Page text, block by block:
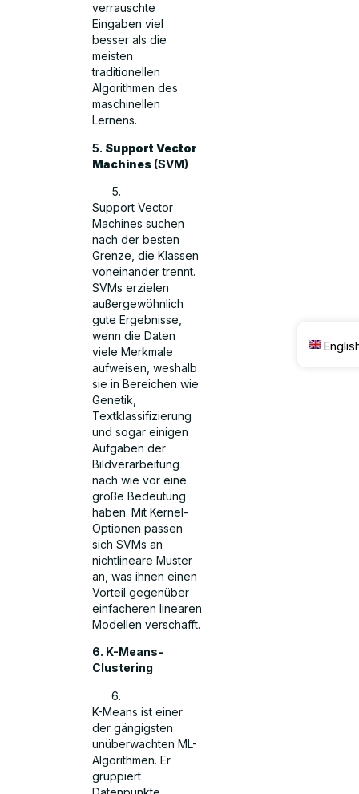
verrauschte
Eingaben viel
besser als die
meisten
traditionellen
Algorithmen des
maschinellen
Lernens.
5. Support Vector
Machines (SVM)
Support Vector
Machines suchen
nach der besten
Grenze, die Klassen
voneinander trennt.
SVMs erzielen
außergewöhnlich
gute Ergebnisse,
wenn die Daten
viele Merkmale
aufweisen, weshalb
sie in Bereichen wie
Genetik,
Textklassifizierung
und sogar einigen
Aufgaben der
Bildverarbeitung
nach wie vor eine
große Bedeutung
haben. Mit Kernel-
Optionen passen
sich SVMs an
nichtlineare Muster
an, was ihnen einen
Vorteil gegenüber
einfacheren linearen
Modellen verschafft.
6. K-Means-
Clustering
K-Means ist einer
der gängigsten
unüberwachten ML-
Algorithmen. Er
gruppiert